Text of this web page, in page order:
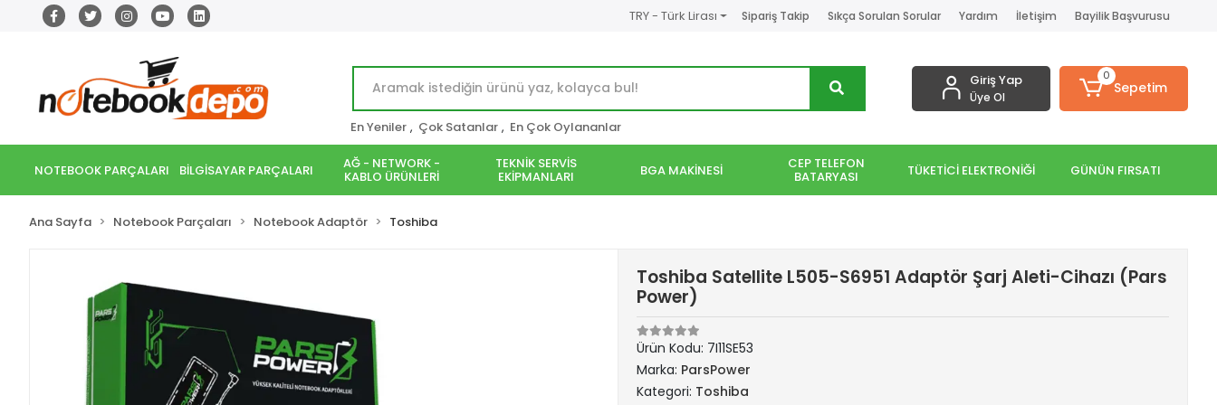
TRY - Türk Lirası Sipariş Takip Sıkça Sorulan Sorular Yardım İletişim Bayilik Başvurusu
En Yeniler , Çok Satanlar , En Çok Oylananlar
Giriş Yap
Üye Ol
0
Sepetim
NOTEBOOK PARÇALARI BİLGİSAYAR PARÇALARI AĞ - NETWORK -
KABLO ÜRÜNLERİ
TEKNİK SERVİS
EKİPMANLARI BGA MAKİNESİ CEP TELEFON
BATARYASI TÜKETİCİ ELEKTRONİĞİ GÜNÜN FIRSATI
Ana Sayfa Notebook Parçaları Notebook Adaptör Toshiba
Toshiba Satellite L505-S6951 Adaptör Şarj Aleti-Cihazı (Pars
Power)
Ürün Kodu: 7I11SE53
Marka: ParsPower
Kategori: Toshiba